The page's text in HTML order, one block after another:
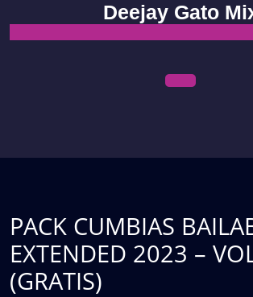
content
Deejay Gato
PACK CUMBIAS
EXTENDED 2023 –
(GRATIS)